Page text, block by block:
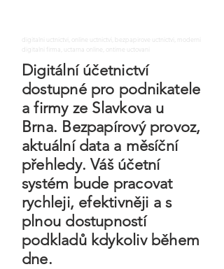
digitalni uctnictvi, online uctnictvi, bezpapirove uctnictvi, moderni
digitalni firma, uctarna online, ontime uctovani
Digitální účetnictví
dostupné pro podnikatele
a firmy ze Slavkova u
Brna. Bezpapírový provoz,
aktuální data a měsíční
přehledy. Váš účetní
systém bude pracovat
rychleji, efektivněji a s
plnou dostupností
podkladů kdykoliv během
dne.